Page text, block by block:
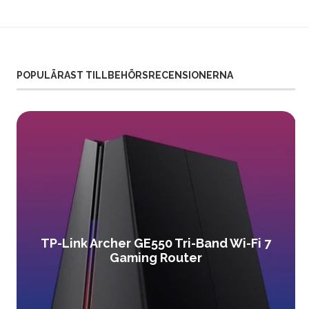
POPULÄRAST TILLBEHÖRSRECENSIONERNA
TP-Link Archer GE550 Tri-Band Wi-Fi 7
Gaming Router